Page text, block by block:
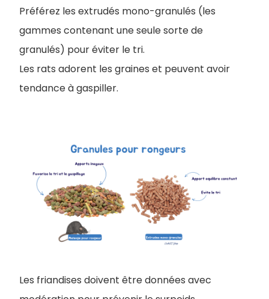
Préférez les extrudés mono-granulés (les
gammes contenant une seule sorte de
granulés) pour éviter le tri.
Les rats adorent les graines et peuvent avoir
tendance à gaspiller.
Les friandises doivent être données avec